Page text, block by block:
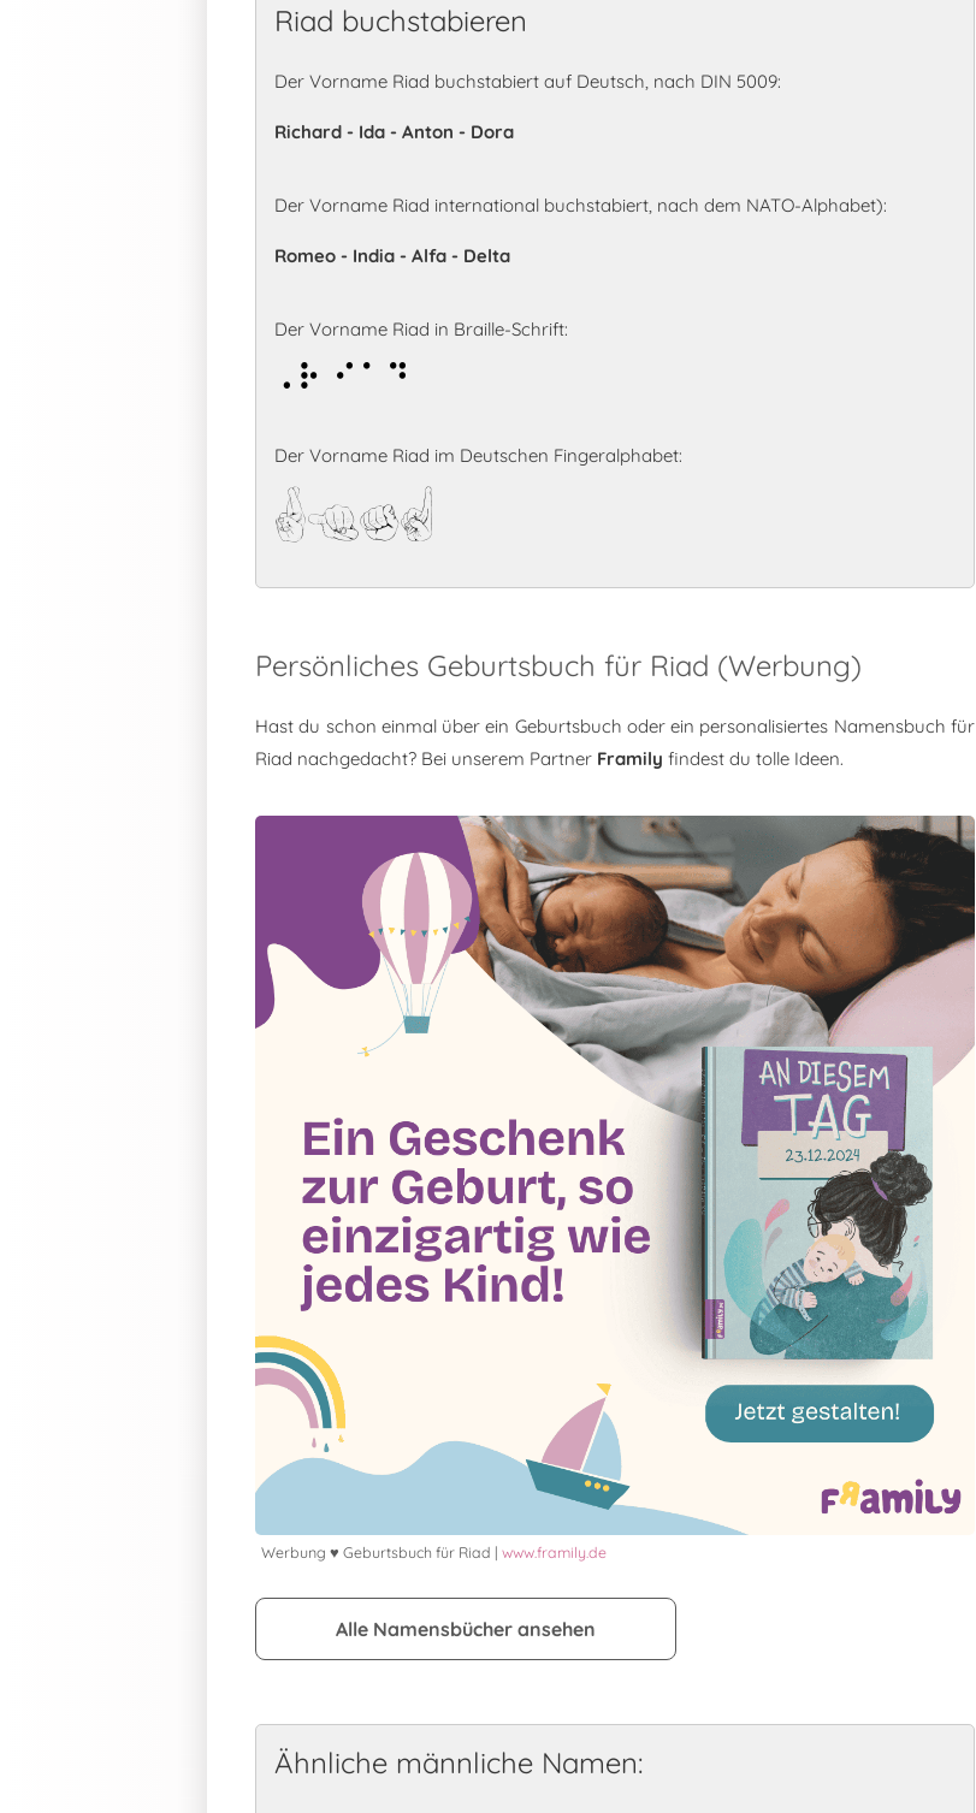
Riad buchstabieren
Der Vorname Riad buchstabiert auf Deutsch, nach DIN 5009:
Richard - Ida - Anton - Dora
Der Vorname Riad international buchstabiert, nach dem NATO-Alphabet):
Romeo - India - Alfa - Delta
Der Vorname Riad in Braille-Schrift:
Riad
Der Vorname Riad im Deutschen Fingeralphabet:
Riad
Persönliches Geburtsbuch für Riad (Werbung)
Hast du schon einmal über ein Geburtsbuch oder ein personalisiertes Namensbuch für
Riad nachgedacht? Bei unserem Partner Framily findest du tolle Ideen.
Werbung ♥ Geburtsbuch für Riad | www.framily.de
Alle Namensbücher ansehen
Ähnliche männliche Namen: